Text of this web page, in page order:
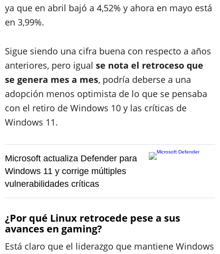
ya que en abril bajó a 4,52% y ahora en mayo está
en 3,99%.
Sigue siendo una cifra buena con respecto a años
anteriores, pero igual se nota el retroceso que
se genera mes a mes, podría deberse a una
adopción menos optimista de lo que se pensaba
con el retiro de Windows 10 y las críticas de
Windows 11.
Microsoft actualiza Defender para
Windows 11 y corrige múltiples
vulnerabilidades críticas
¿Por qué Linux retrocede pese a sus
avances en gaming?
Está claro que el liderazgo que mantiene Windows